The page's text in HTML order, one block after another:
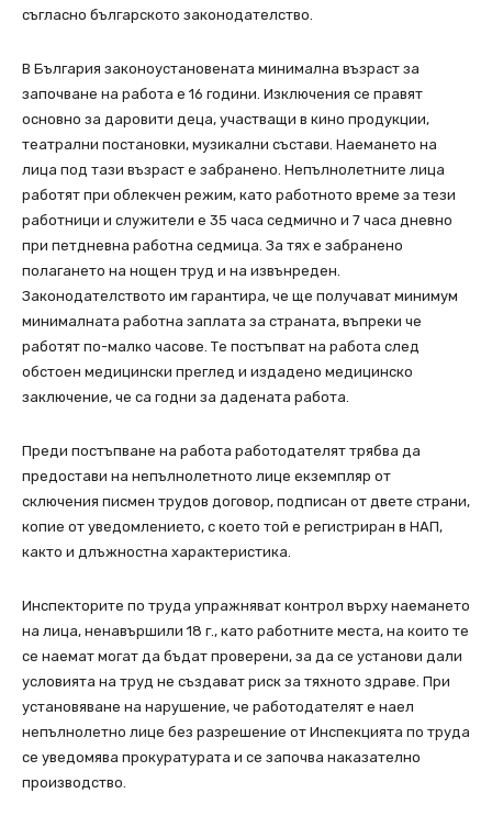
съгласно българското законодателство.
В България законоустановената минимална възраст за
започване на работа е 16 години. Изключения се правят
основно за даровити деца, участващи в кино продукции,
театрални постановки, музикални състави. Наемането на
лица под тази възраст е забранено. Непълнолетните лица
работят при облекчен режим, като работното време за тези
работници и служители е 35 часа седмично и 7 часа дневно
при петдневна работна седмица. За тях е забранено
полагането на нощен труд и на извънреден.
Законодателството им гарантира, че ще получават минимум
минималната работна заплата за страната, въпреки че
работят по-малко часове. Те постъпват на работа след
обстоен медицински преглед и издадено медицинско
заключение, че са годни за дадената работа.
Преди постъпване на работа работодателят трябва да
предостави на непълнолетното лице екземпляр от
сключения писмен трудов договор, подписан от двете страни,
копие от уведомлението, с което той е регистриран в НАП,
както и длъжностна характеристика.
Инспекторите по труда упражняват контрол върху наемането
на лица, ненавършили 18 г., като работните места, на които те
се наемат могат да бъдат проверени, за да се установи дали
условията на труд не създават риск за тяхното здраве. При
установяване на нарушение, че работодателят е наел
непълнолетно лице без разрешение от Инспекцията по труда
се уведомява прокуратурата и се започва наказателно
производство.